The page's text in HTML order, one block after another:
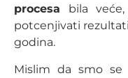
procesa bila
potcenjivati
godina.
Mislim da smo se